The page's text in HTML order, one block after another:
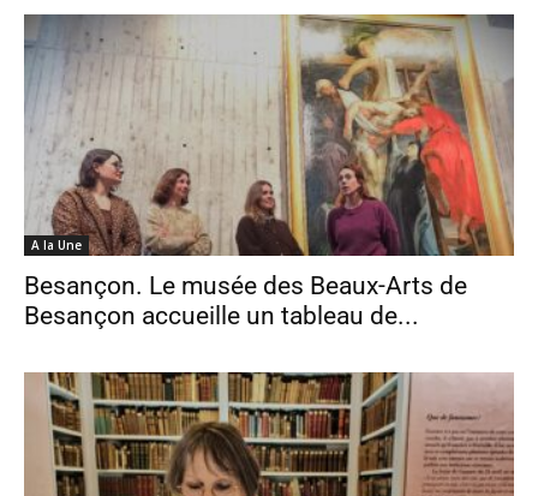
A la Une
Besançon. Le musée des Beaux-Arts de
Besançon accueille un tableau de...